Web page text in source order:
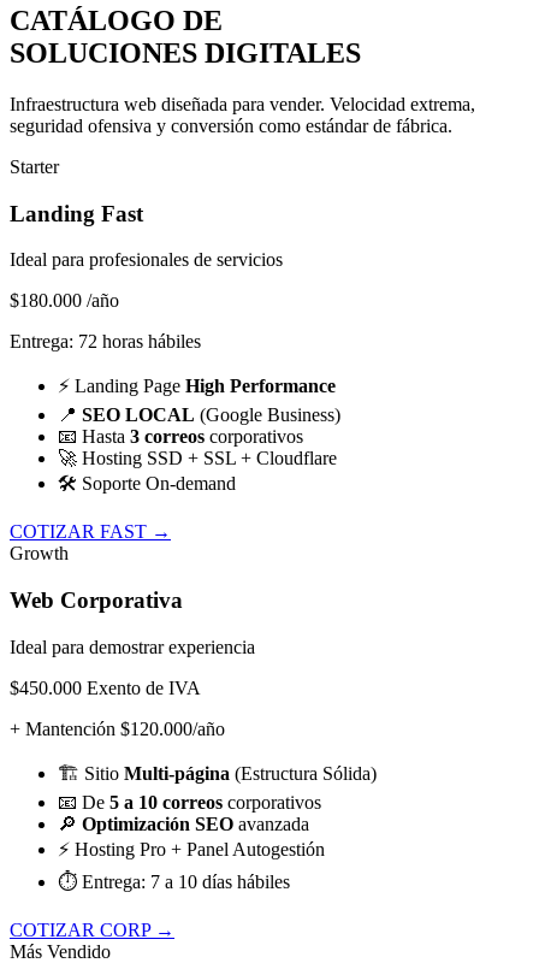
CATÁLOGO DE
SOLUCIONES DIGITALES
Infraestructura web diseñada para vender. Velocidad extrema,
seguridad ofensiva y conversión como estándar de fábrica.
Starter
Landing Fast
Ideal para profesionales de servicios
$180.000 /año
Entrega: 72 horas hábiles
⚡ Landing Page High Performance
📍 SEO LOCAL (Google Business)
📧 Hasta 3 correos corporativos
🚀 Hosting SSD + SSL + Cloudflare
🛠️ Soporte On-demand
COTIZAR FAST →
Growth
Web Corporativa
Ideal para demostrar experiencia
$450.000 Exento de IVA
+ Mantención $120.000/año
🏗️ Sitio Multi-página (Estructura Sólida)
📧 De 5 a 10 correos corporativos
🔎 Optimización SEO avanzada
⚡ Hosting Pro + Panel Autogestión
⏱️ Entrega: 7 a 10 días hábiles
COTIZAR CORP →
Más Vendido